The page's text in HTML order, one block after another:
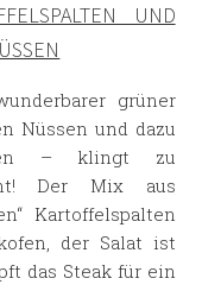
UND
grüner
Nüssen und dazu
– klingt zu
Der Mix aus
Kartoffelspalten
der Salat ist
das Steak für ein